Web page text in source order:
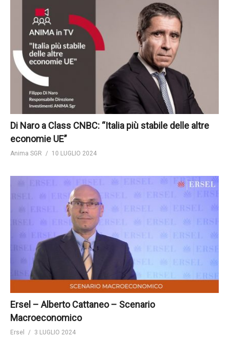
Di Naro a Class CNBC: “Italia più stabile delle altre
economie UE”
Anima SGR 10 LUGLIO 2024
Ersel – Alberto Cattaneo – Scenario
Macroeconomico
Ersel 3 LUGLIO 2024